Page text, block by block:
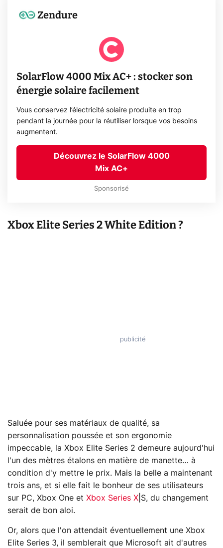
Zendure
SolarFlow 4000 Mix AC+ : stocker son
énergie solaire facilement
Vous conservez l’électricité solaire produite en trop
pendant la journée pour la réutiliser lorsque vos besoins
augmentent.
Découvrez le SolarFlow 4000
Mix AC+
Sponsorisé
Xbox Elite Series 2 White Edition ?
Saluée pour ses matériaux de qualité, sa
personnalisation poussée et son ergonomie
impeccable, la Xbox Elite Series 2 demeure aujourd'hui
l'un des mètres étalons en matière de manette… à
condition d'y mettre le prix. Mais la belle a maintenant
trois ans, et si elle fait le bonheur de ses utilisateurs
sur PC, Xbox One et Xbox Series X |S, du changement
serait de bon aloi.
Or, alors que l'on attendait éventuellement une Xbox
Elite Series 3, il semblerait que Microsoft ait d'autres